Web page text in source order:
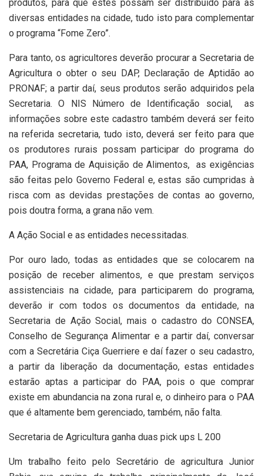
produtos, para que estes possam ser distribuído para as
diversas entidades na cidade, tudo isto para complementar
o programa “Fome Zero”.
Para tanto, os agricultores deverão procurar a Secretaria de
Agricultura o obter o seu DAP, Declaração de Aptidão ao
PRONAF; a partir daí, seus produtos serão adquiridos pela
Secretaria. O NIS Número de Identificação social,
as
informações sobre este cadastro também deverá ser feito
na referida secretaria, tudo isto, deverá ser feito para que
os produtores rurais possam participar do programa do
PAA, Programa de Aquisição de Alimentos, as exigências
são feitas pelo Governo Federal e, estas são cumpridas à
risca com as devidas prestações de contas ao governo,
pois doutra forma, a grana não vem.
A Ação Social e as entidades necessitadas.
Por ouro lado, todas as entidades que se colocarem na
posição de receber alimentos, e que prestam serviços
assistenciais na cidade, para participarem do programa,
deverão ir com todos os documentos da entidade, na
Secretaria de Ação Social, mais o cadastro do CONSEA,
Conselho de Segurança Alimentar e a partir daí, conversar
com a Secretária Ciça Guerriere e daí fazer o seu cadastro,
a partir da liberação da documentação, estas entidades
estarão aptas a participar do PAA, pois o que comprar
existe em abundancia na zona rural e, o dinheiro para o PAA
que é altamente bem gerenciado, também, não falta.
Secretaria de Agricultura ganha duas pick ups L 200
Um trabalho feito pelo Secretário de agricultura Junior